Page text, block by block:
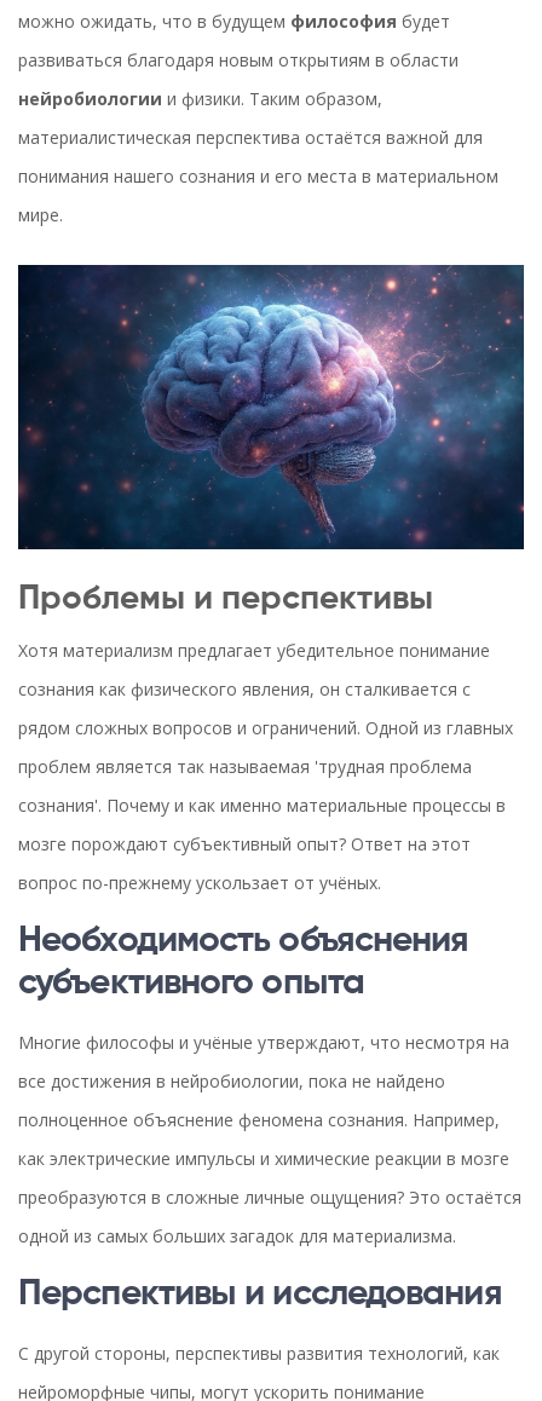
можно ожидать, что в будущем философия будет
развиваться благодаря новым открытиям в области
нейробиологии и физики. Таким образом,
материалистическая перспектива остаётся важной для
понимания нашего сознания и его места в материальном
мире.
Проблемы и перспективы
Хотя материализм предлагает убедительное понимание
сознания как физического явления, он сталкивается с
рядом сложных вопросов и ограничений. Одной из главных
проблем является так называемая 'трудная проблема
сознания'. Почему и как именно материальные процессы в
мозге порождают субъективный опыт? Ответ на этот
вопрос по-прежнему ускользает от учёных.
Необходимость объяснения
субъективного опыта
Многие философы и учёные утверждают, что несмотря на
все достижения в нейробиологии, пока не найдено
полноценное объяснение феномена сознания. Например,
как электрические импульсы и химические реакции в мозге
преобразуются в сложные личные ощущения? Это остаётся
одной из самых больших загадок для материализма.
Перспективы и исследования
С другой стороны, перспективы развития технологий, как
нейроморфные чипы, могут ускорить понимание